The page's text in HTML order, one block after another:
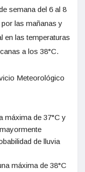
semana del 6 al 8
las mañanas y
en las temperaturas
a los 38°C.
Meteorológico
máxima de 37°C y
de lluvia
máxima de 38°C